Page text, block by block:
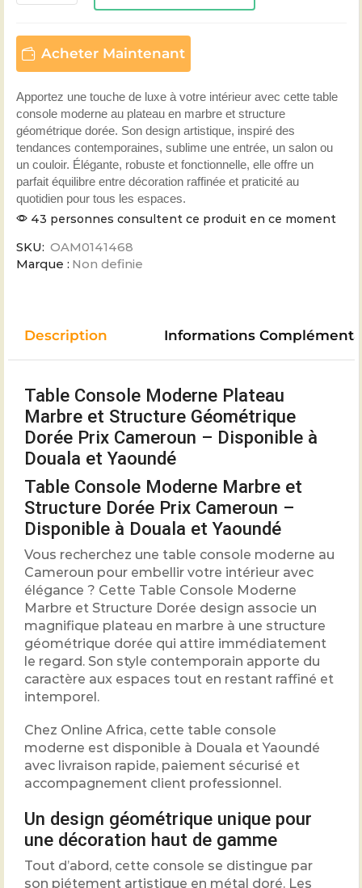
Acheter Maintenant
Apportez une touche de luxe à votre intérieur avec cette table
console moderne au plateau en marbre et structure
géométrique dorée. Son design artistique, inspiré des
tendances contemporaines, sublime une entrée, un salon ou
un couloir. Élégante, robuste et fonctionnelle, elle offre un
parfait équilibre entre décoration raffinée et praticité au
quotidien pour tous les espaces.
43 personnes consultent ce produit en ce moment
SKU: OAM0141468
Marque : Non definie
Description Informations
Table Console Moderne Plateau
Marbre et Structure Géométrique
Dorée Prix Cameroun – Disponible à
Douala et Yaoundé
Table Console Moderne Marbre et
Structure Dorée Prix Cameroun –
Disponible à Douala et Yaoundé
Vous recherchez une table console moderne au
Cameroun pour embellir votre intérieur avec
élégance ? Cette Table Console Moderne
Marbre et Structure Dorée design associe un
magnifique plateau en marbre à une structure
géométrique dorée qui attire immédiatement
le regard. Son style contemporain apporte du
caractère aux espaces tout en restant raffiné et
intemporel.
Chez Online Africa, cette table console
moderne est disponible à Douala et Yaoundé
avec livraison rapide, paiement sécurisé et
accompagnement client professionnel.
Un design géométrique unique pour
une décoration haut de gamme
Tout d’abord, cette console se distingue par
son piétement artistique en métal doré. Les